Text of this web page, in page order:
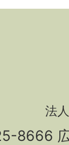
法
8666